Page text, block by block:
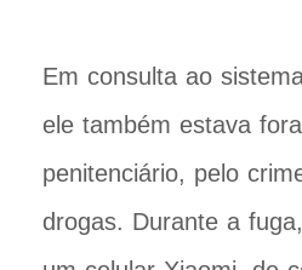
Em consulta ao
ele também estava
penitenciário, pelo
drogas. Durante a